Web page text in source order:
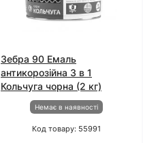
Зебра 90 Емаль
антикорозійна 3 в 1
Кольчуга чорна (2 кг)
Немає в наявності
Код товару: 55991